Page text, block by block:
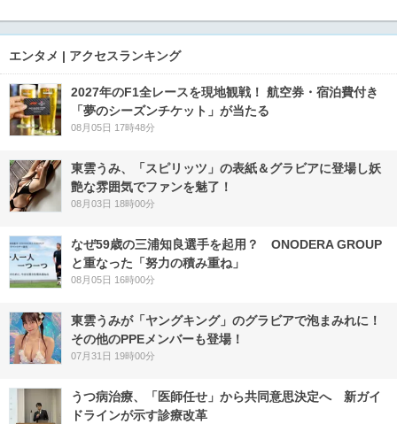
エンタメ | アクセスランキング
2027年のF1全レースを現地観戦！ 航空券・宿泊費付き
「夢のシーズンチケット」が当たる
08月05日 17時48分
東雲うみ、「スピリッツ」の表紙＆グラビアに登場し妖
艶な雰囲気でファンを魅了！
08月03日 18時00分
なぜ59歳の三浦知良選手を起用？ ONODERA GROUP
と重なった「努力の積み重ね」
08月05日 16時00分
東雲うみが「ヤングキング」のグラビアで泡まみれに！
その他のPPEメンバーも登場！
07月31日 19時00分
うつ病治療、「医師任せ」から共同意思決定へ 新ガイ
ドラインが示す診療改革